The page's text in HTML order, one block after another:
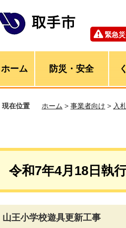
緊急
ホーム 防災・安全
現在位置 ホーム > 事業者向け > 入
令和7年4月18日執
山王小学校遊具更新工事